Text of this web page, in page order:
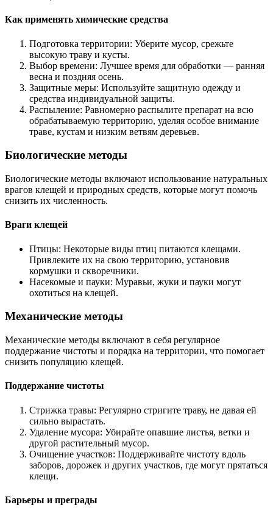
Как применять химические средства
Подготовка территории: Уберите мусор, срежьте
высокую траву и кусты.
Выбор времени: Лучшее время для обработки — ранняя
весна и поздняя осень.
Защитные меры: Используйте защитную одежду и
средства индивидуальной защиты.
Распыление: Равномерно распылите препарат на всю
обрабатываемую территорию, уделяя особое внимание
траве, кустам и низким ветвям деревьев.
Биологические методы
Биологические методы включают использование натуральных
врагов клещей и природных средств, которые могут помочь
снизить их численность.
Враги клещей
Птицы: Некоторые виды птиц питаются клещами.
Привлеките их на свою территорию, установив
кормушки и скворечники.
Насекомые и пауки: Муравьи, жуки и пауки могут
охотиться на клещей.
Механические методы
Механические методы включают в себя регулярное
поддержание чистоты и порядка на территории, что помогает
снизить популяцию клещей.
Поддержание чистоты
Стрижка травы: Регулярно стригите траву, не давая ей
сильно вырастать.
Удаление мусора: Убирайте опавшие листья, ветки и
другой растительный мусор.
Очищение участков: Поддерживайте чистоту вдоль
заборов, дорожек и других участков, где могут прятаться
клещи.
Барьеры и преграды